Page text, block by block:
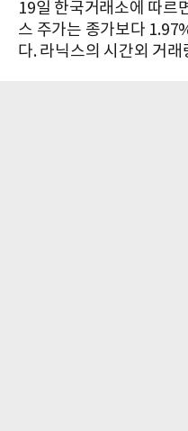
19일 한국거래소에 따르
스 주가는 종가보다
다. 라닉스의 시간외 거